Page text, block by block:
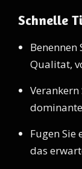
Schnelle
Qualitat,
Fugen
das